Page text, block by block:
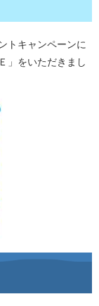
トキャンペーンに
」をいただきまし